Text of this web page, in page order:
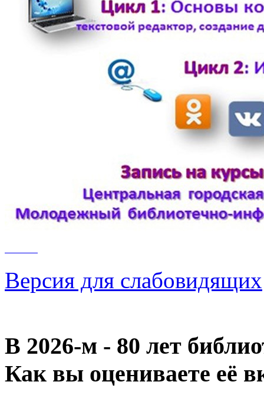
Версия для слабовидящих
В 2026‑м - 80 лет
Как вы оцениваете её